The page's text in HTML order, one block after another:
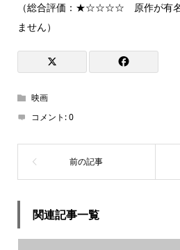
（総合評価：★☆☆☆☆ 原作が有名
ません）
映画
コメント:0
関連記事一覧